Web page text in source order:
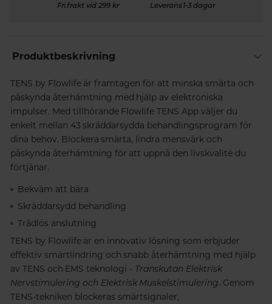
Fri frakt vid 299 kr Leverans 1-3 dagar
Produktbeskrivning
TENS by Flowlife är framtagen för att minska smärta och
påskynda återhämtning med hjälp av elektroniska
impulser. Med tillhörande Flowlife TENS App väljer du
enkelt mellan 43 skräddarsydda behandlingsprogram för
dina behov. Blockera smärta, lindra mensvärk och
påskynda återhämtning för att uppnå den livskvalité du
förtjänar.
Bekväm att bära
Skräddarsydd behandling
Trådlös anslutning
TENS by Flowlife är en innovativ lösning som erbjuder
effektiv smärtlindring och snabb återhämtning med hjälp
av TENS och EMS teknologi - Transkutan Elektrisk
Nervstimulering och Elektrisk Muskelstimulering. Genom
TENS-tekniken blockeras smärtsignaler,